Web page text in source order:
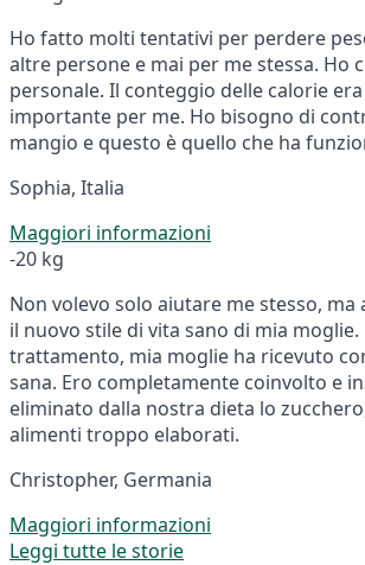
Ho fatto molti tentativi per perdere
altre persone e mai per me stessa. Ho
personale. Il conteggio delle calorie
importante per me. Ho bisogno di
mangio e questo è quello che ha
Sophia, Italia
Maggiori informazioni
-20 kg
Non volevo solo aiutare me stesso,
il nuovo stile di vita sano di mia
trattamento, mia moglie ha ricevuto
sana. Ero completamente coinvolto e
eliminato dalla nostra dieta lo
alimenti troppo elaborati.
Christopher, Germania
Maggiori informazioni
Leggi tutte le storie